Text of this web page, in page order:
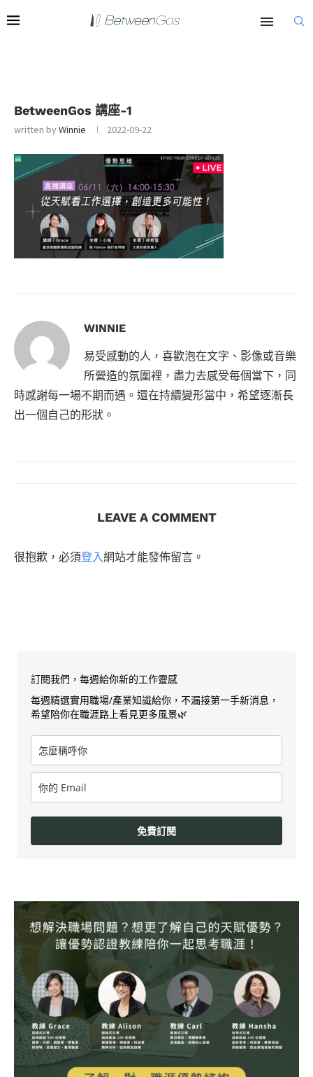
BetweenGos 講座-1
written byWinnie 2022-09-22
WINNIE
易受感動的人，喜歡泡在文字、影像或音樂
所營造的氛圍裡，盡力去感受每個當下，同
時感謝每一場不期而遇。還在持續變形當中，希望逐漸長
出一個自己的形狀。
LEAVE A COMMENT
很抱歉，必須登入網站才能發佈留言。
訂閱我們，每週給你新的工作靈感
每週精選實用職場/產業知識給你，不漏接第一手新消息，
希望陪你在職涯路上看見更多風景🌿
免費訂閱